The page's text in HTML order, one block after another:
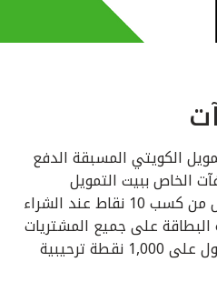
الكويتي المسبقة الدفع
الخاص ببيت التمويل
الكويتي حيث يتمكن العميل من كسب 10 نقاط عند الشراء
البطاقة على جميع المشتريات
محلياً ودولياً بالاضافة للحصول على 1,000 نقطة ترحيبية